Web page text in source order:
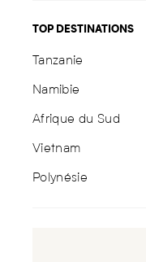
TOP DESTINATIONS
Tanzanie
Namibie
Afrique du Sud
Vietnam
Polynésie